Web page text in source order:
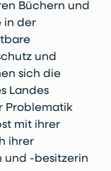
Büchern und
in der
und
sich die
Landes
Problematik
mit ihrer
ihrer
und -besitzerin